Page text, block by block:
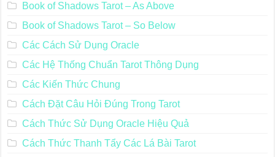
Book of Shadows Tarot – As Above
Book of Shadows Tarot – So Below
Các Cách Sử Dụng Oracle
Các Hệ Thống Chuẩn Tarot Thông Dụng
Các Kiến Thức Chung
Cách Đặt Câu Hỏi Đúng Trong Tarot
Cách Thức Sử Dụng Oracle Hiệu Quả
Cách Thức Thanh Tẩy Các Lá Bài Tarot